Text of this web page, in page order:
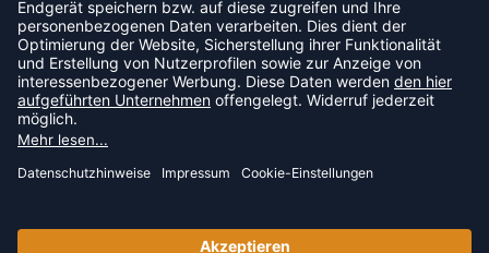
NEUIGKEIT ODER AKTION MEHR.
JETZT ANMELDEN